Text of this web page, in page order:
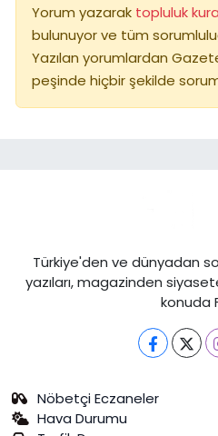
Yorum yazarak topluluk
bulunuyor ve tüm
Yazılan yorumlardan
peşinde hiçbir şekilde
Türkiye'den ve dünyadan
yazıları, magazinden
konuda
Nöbetçi Eczaneler
Hava Durumu